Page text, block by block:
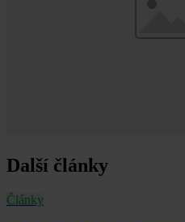
Další články
Články